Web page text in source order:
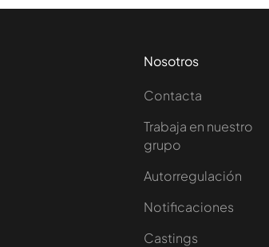
Nosotros
Contacta
Trabaja en nuestro
grupo
Autorregulación
Notificaciones
Castings